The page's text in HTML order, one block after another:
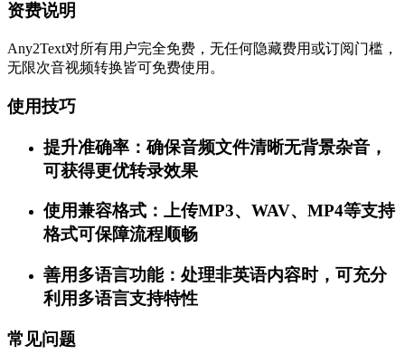
资费说明
Any2Text对所有用户完全免费，无任何隐藏费用或订阅门槛，
无限次音视频转换皆可免费使用。
使用技巧
提升准确率：确保音频文件清晰无背景杂音，
可获得更优转录效果
使用兼容格式：上传MP3、WAV、MP4等支持
格式可保障流程顺畅
善用多语言功能：处理非英语内容时，可充分
利用多语言支持特性
常见问题